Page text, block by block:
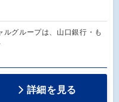
ルグループは、山口銀行・も
詳細を見る